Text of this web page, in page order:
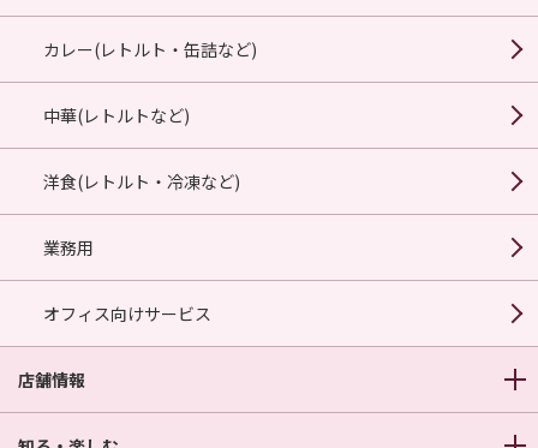
カレー(レトルト・缶詰など)
中華(レトルトなど)
洋食(レトルト・冷凍など)
業務用
オフィス向けサービス
店舗情報